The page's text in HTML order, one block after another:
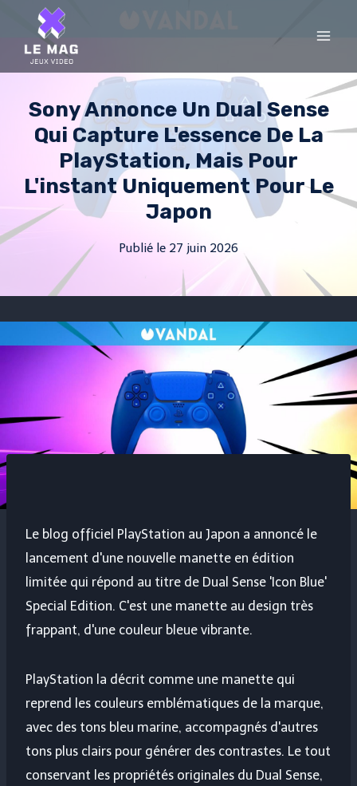
content
Sony Annonce Un Dual Sense
Qui Capture L'essence De La
PlayStation, Mais Pour
L'instant Uniquement Pour Le
Japon
Publié le 27 juin 2026
Le blog officiel PlayStation au Japon a annoncé le
lancement d'une nouvelle manette en édition
limitée qui répond au titre de Dual Sense 'Icon Blue'
Special Edition. C'est une manette au design très
frappant, d'une couleur bleue vibrante.
PlayStation la décrit comme une manette qui
reprend les couleurs emblématiques de la marque,
avec des tons bleu marine, accompagnés d'autres
tons plus clairs pour générer des contrastes. Le tout
conservant les propriétés originales du Dual Sense,